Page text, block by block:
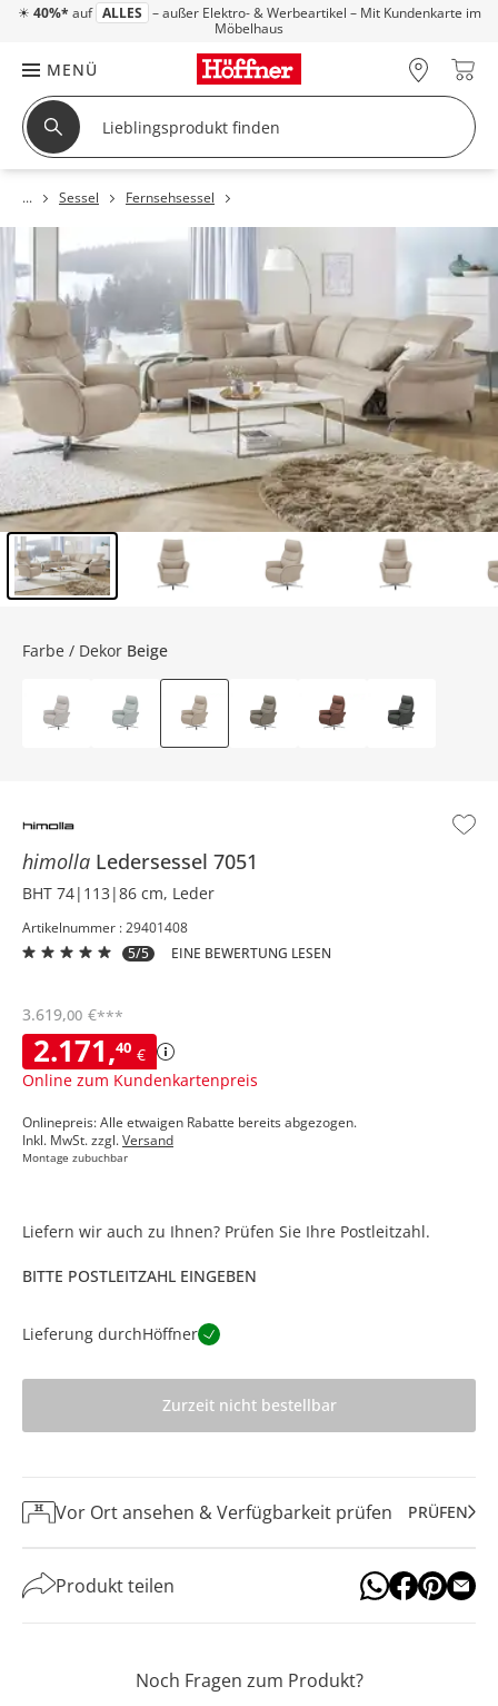
☀ 40%* auf ALLES – außer Elektro- & Werbeartikel – Mit Kundenkarte im
Möbelhaus
MENÜ
Sessel Fernsehsessel
himolla Ledersessel 7051
BHT 74|113|86 cm, Leder
Artikelnummer : 29401408
5/5
EINE BEWERTUNG LESEN
2.171,40 €
Online zum Kundenkartenpreis
3.619,00 €***
Onlinepreis: Alle etwaigen Rabatte bereits abgezogen.
Inkl. MwSt. zzgl.Versand
Montage zubuchbar
Farbe / Dekor Beige
Liefern wir auch zu Ihnen? Prüfen Sie Ihre Postleitzahl.
BITTE POSTLEITZAHL EINGEBEN
Lieferung durchHöffner
Zurzeit nicht bestellbar
Vor Ort ansehen & Verfügbarkeit prüfen PRÜFEN
Produkt teilen
Noch Fragen zum Produkt?